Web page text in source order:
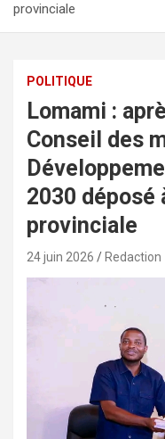
provinciale
POLITIQUE
Lomami :
Conseil des
2030 déposé
provinciale
24 juin 2026 Redaction